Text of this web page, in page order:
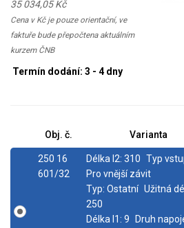
35 034,05 Kč
Cena v Kč je pouze orientační, ve
faktuře bude přepočtena aktuálním
kurzem ČNB
Termín dodání: 3 - 4 dny
Obj. č. Varianta
250 16
601/32
Délka l2: 310 Typ
Pro vnější závit
Typ: Ostatní Užitná
250
Délka l1: 9 Druh